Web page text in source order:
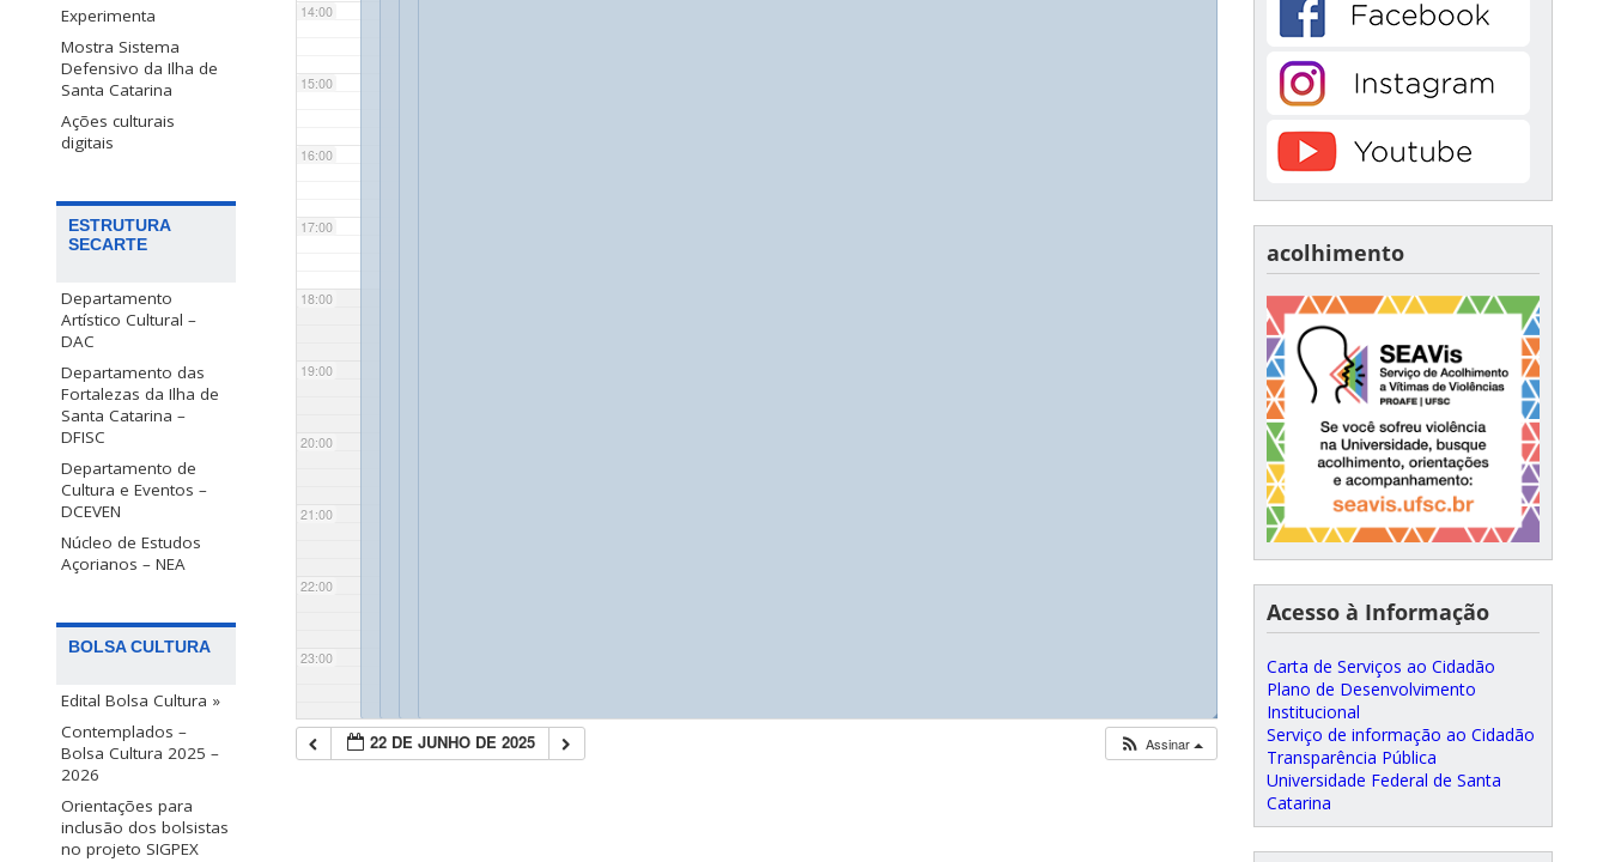
Experimenta
Mostra Sistema
Defensivo da Ilha de
Santa Catarina
Ações culturais
digitais
ESTRUTURA
SECARTE
Departamento
Artístico Cultural –
DAC
Departamento das
Fortalezas da Ilha de
Santa Catarina –
DFISC
Departamento de
Cultura e Eventos –
DCEVEN
Núcleo de Estudos
Açorianos – NEA
BOLSA CULTURA
Edital Bolsa Cultura »
Contemplados –
Bolsa Cultura 2025 –
2026
Orientações para
inclusão dos bolsistas
no projeto SIGPEX
14:00
15:00
16:00
17:00
18:00
19:00
20:00
21:00
22:00
23:00
◢◢◢◢
22 DE JUNHO DE 2025 Assinar
acolhimento
Acesso à Informação
Carta de Serviços ao Cidadão
Plano de Desenvolvimento
Institucional
Serviço de informação ao Cidadão
Transparência Pública
Universidade Federal de Santa
Catarina